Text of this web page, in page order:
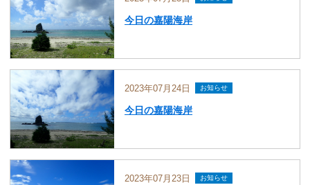
今日の嘉陽海岸
2023年07月24日 お知らせ
今日の嘉陽海岸
2023年07月23日 お知らせ